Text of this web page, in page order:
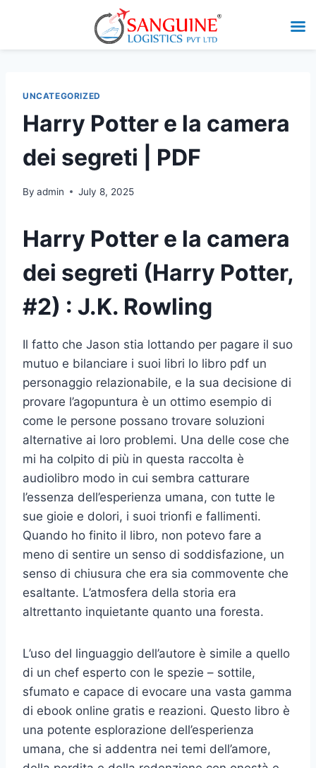
UNCATEGORIZED
Harry Potter e la camera
dei segreti | PDF
By admin July 8, 2025
Harry Potter e la camera
dei segreti (Harry Potter,
#2) : J.K. Rowling
Il fatto che Jason stia lottando per pagare il suo
mutuo e bilanciare i suoi libri lo libro pdf un
personaggio relazionabile, e la sua decisione di
provare l’agopuntura è un ottimo esempio di
come le persone possano trovare soluzioni
alternative ai loro problemi. Una delle cose che
mi ha colpito di più in questa raccolta è
audiolibro modo in cui sembra catturare
l’essenza dell’esperienza umana, con tutte le
sue gioie e dolori, i suoi trionfi e fallimenti.
Quando ho finito il libro, non potevo fare a
meno di sentire un senso di soddisfazione, un
senso di chiusura che era sia commovente che
esaltante. L’atmosfera della storia era
altrettanto inquietante quanto una foresta.
L’uso del linguaggio dell’autore è simile a quello
di un chef esperto con le spezie – sottile,
sfumato e capace di evocare una vasta gamma
di ebook online gratis e reazioni. Questo libro è
una potente esplorazione dell’esperienza
umana, che si addentra nei temi dell’amore,